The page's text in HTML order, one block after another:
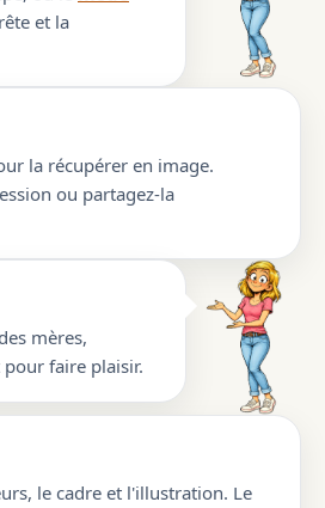
et la
la récupérer en image.
ou partagez-la
mères,
faire plaisir.
le cadre et l'illustration. Le